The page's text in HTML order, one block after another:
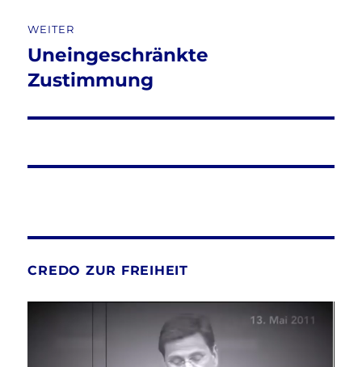
WEITER
Nächster
Beitrag:
Uneingeschränkte
Zustimmung
CREDO ZUR FREIHEIT